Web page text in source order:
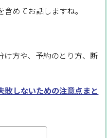
めてお話しますね。
方や、予約のとり方、断
敗しないための注意点まと